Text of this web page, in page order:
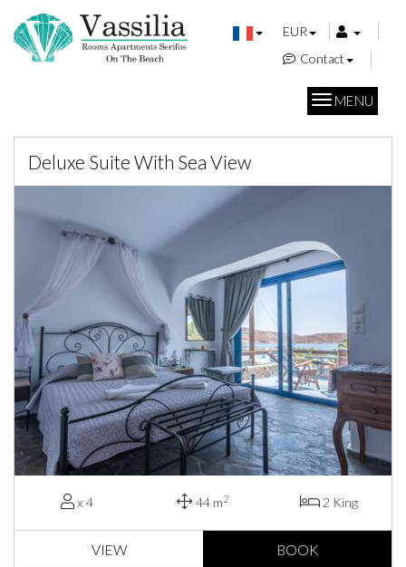
EUR
Contact
MENU
Deluxe Suite With Sea View
x 4 44 m2 2 King
VIEW BOOK